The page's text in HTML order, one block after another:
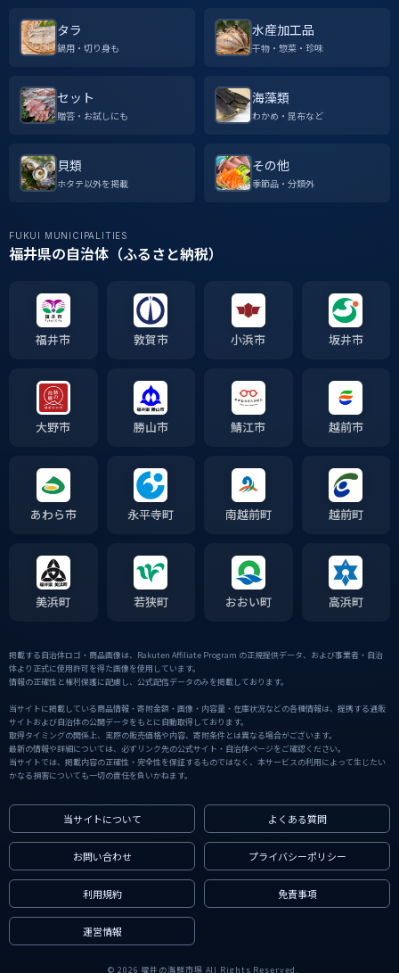
タラ
鍋用・切り身も
水産加工品
干物・惣菜・珍味
セット
贈答・お試しにも
海藻類
わかめ・昆布など
貝類
ホタテ以外を掲載
その他
季節品・分類外
FUKUI MUNICIPALITIES
福井県の自治体（ふるさと納税）
福井市 敦賀市 小浜市 坂井市
大野市 勝山市 鯖江市 越前市
あわら市 永平寺町 南越前町 越前町
美浜町 若狭町 おおい町 高浜町
掲載する自治体ロゴ・商品画像は、Rakuten Affiliate Program の正規提供データ、および事業者・自治
体より正式に使用許可を得た画像を使用しています。
情報の正確性と権利保護に配慮し、公式配信データのみを掲載しております。
当サイトに掲載している商品情報・寄附金額・画像・内容量・在庫状況などの各種情報は、提携する通販
サイトおよび自治体の公開データをもとに自動取得しております。
取得タイミングの関係上、実際の販売価格や内容、寄附条件とは異なる場合がございます。
最新の情報や詳細については、必ずリンク先の公式サイト・自治体ページをご確認ください。
当サイトでは、掲載内容の正確性・完全性を保証するものではなく、本サービスの利用によって生じたい
かなる損害についても一切の責任を負いかねます。
当サイトについて よくある質問
お問い合わせ プライバシーポリシー
利用規約 免責事項
運営情報
© 2026 福井の海鮮市場 All Rights Reserved.